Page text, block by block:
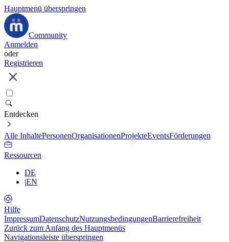
Hauptmenü überspringen
Community
Anmelden
oder
Registrieren
Entdecken
Alle InhaltePersonenOrganisationenProjekteEventsFörderungen
Ressourcen
DE
|EN
Hilfe
ImpressumDatenschutzNutzungsbedingungenBarrierefreiheit
Zurück zum Anfang des Hauptmenüs
Navigationsleiste überspringen